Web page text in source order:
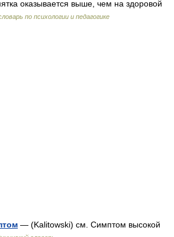
оказывается выше, чем на здоровой
по психологии и педагогике
— (Kalitowski) см. Симптом высокой